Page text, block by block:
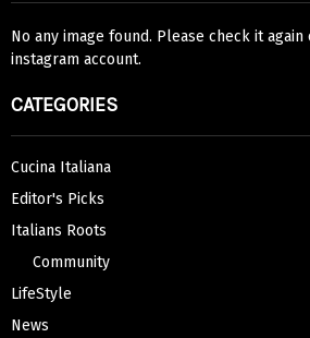
No any image found. Please check it
instagram account.
CATEGORIES
Cucina Italiana
Editor's Picks
Italians Roots
Community
LifeStyle
News